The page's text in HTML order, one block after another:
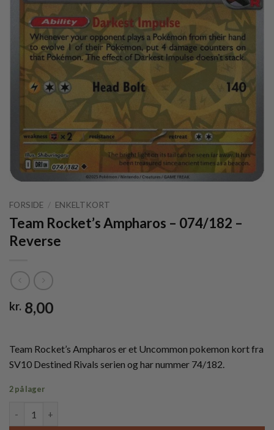
FORSIDE / ENKELTKORT
Team Rocket’s Ampharos – 074/182 –
Reverse
kr. 8,00
Team Rocket’s Ampharos er et Uncommon pokemon kort fra
SV10 Destined Rivals serien og har nummer 74/182.
2 på lager